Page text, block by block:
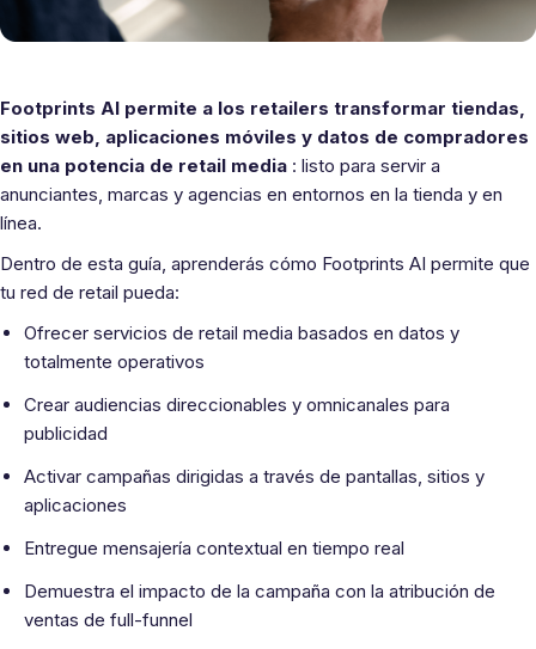
Footprints AI permite a los retailers transformar tiendas,
sitios web, aplicaciones móviles y datos de compradores
en una potencia de retail media : listo para servir a
anunciantes, marcas y agencias en entornos en la tienda y en
línea.
Dentro de esta guía, aprenderás cómo Footprints AI permite que
tu red de retail pueda:
Ofrecer servicios de retail media basados en datos y
totalmente operativos
Crear audiencias direccionables y omnicanales para
publicidad
Activar campañas dirigidas a través de pantallas, sitios y
aplicaciones
Entregue mensajería contextual en tiempo real
Demuestra el impacto de la campaña con la atribución de
ventas de full-funnel